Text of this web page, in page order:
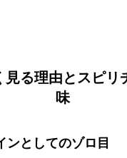
見る理由とスピリ
味
ンとしてのゾロ目